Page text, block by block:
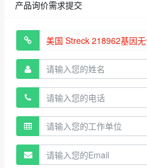
产品询价需求提交